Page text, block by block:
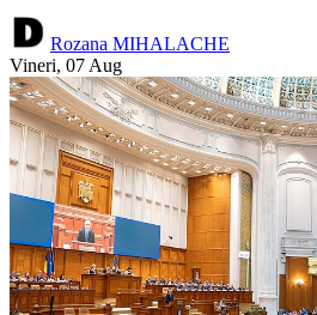
Rozana MIHALACHE
Vineri, 07 Aug